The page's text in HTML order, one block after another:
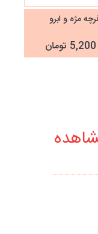
مژه و ابرو